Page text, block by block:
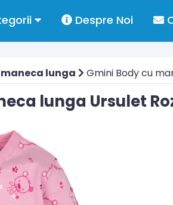
Despre Noi
maneca lunga Gmini Body cu
lunga Ursulet